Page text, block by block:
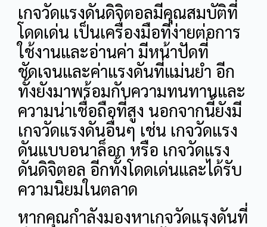
เกจวัดแรงดันดิจิตอลมีคุณสมบัติที่
โดดเด่น เป็นเครื่องมือที่ง่ายต่อการ
ใช้งานและอ่านค่า มีหน้าปัดที่
ชัดเจนและค่าแรงดันที่แม่นยำ อีก
ทั้งยังมาพร้อมกับความทนทานและ
ความน่าเชื่อถือที่สูง นอกจากนี้ยังมี
เกจวัดแรงดันอื่นๆ เช่น เกจวัดแรง
ดันแบบอนาล็อก หรือ เกจวัดแรง
ดันดิจิตอล อีกทั้งโดดเด่นและได้รับ
ความนิยมในตลาด
หากคุณกำลังมองหาเกจวัดแรงดันที่